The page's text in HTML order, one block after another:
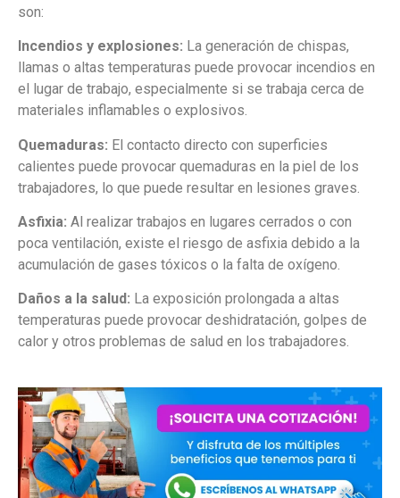
son:
Incendios y explosiones: La generación de chispas,
llamas o altas temperaturas puede provocar incendios en
el lugar de trabajo, especialmente si se trabaja cerca de
materiales inflamables o explosivos.
Quemaduras: El contacto directo con superficies
calientes puede provocar quemaduras en la piel de los
trabajadores, lo que puede resultar en lesiones graves.
Asfixia: Al realizar trabajos en lugares cerrados o con
poca ventilación, existe el riesgo de asfixia debido a la
acumulación de gases tóxicos o la falta de oxígeno.
Daños a la salud: La exposición prolongada a altas
temperaturas puede provocar deshidratación, golpes de
calor y otros problemas de salud en los trabajadores.